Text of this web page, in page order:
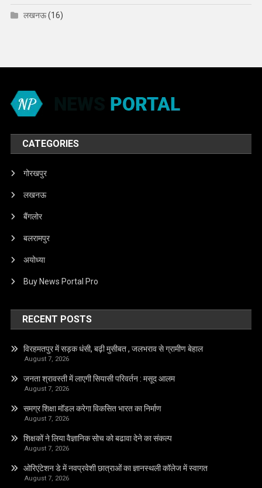
लखनऊ(16)
CATEGORIES
गोरखपुर
लखनऊ
बैंगलोर
बलरामपुर
अयोध्या
Buy News Portal Pro
RECENT POSTS
विरहमतपुर में सड़क धंसी, बढ़ी मुसीबत , जलभराव से ग्रामीण बेहाल
August 7, 2026
जनता श्रावस्ती में लाएगी सियासी परिवर्तन : मसूद आलम
August 7, 2026
समग्र शिक्षा मॉडल करेगा विकसित भारत का निर्माण
August 7, 2026
शिक्षकों ने लिया वैज्ञानिक सोच को बढावा देने का संकल्प
August 7, 2026
ओरिएंटेशन डे में नवप्रवेशी छात्राओं का ज्ञानस्थली कॉलेज में स्वागत
August 7, 2026